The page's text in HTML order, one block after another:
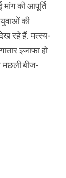
की आपूर्ति
युवाओं की
रहे हैं. मत्स्य-
इजाफा हो
मछली बीज-